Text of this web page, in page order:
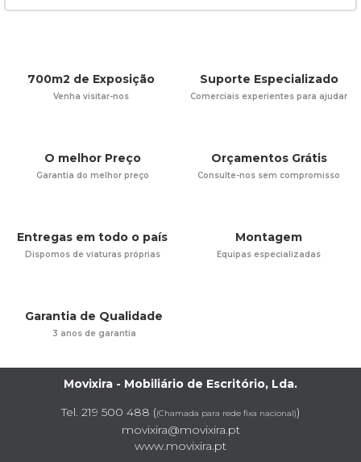
700m2 de Exposição
Venha visitar-nos
Suporte Especializado
Comerciais experientes para ajudar
O melhor Preço
Garantia do melhor preço
Orçamentos Grátis
Consulte-nos sem compromisso
Entregas em todo o país
Dispomos de viaturas próprias
Montagem
Equipas especializadas
Garantia de Qualidade
3 anos de garantia
Movixira - Mobiliário de Escritório, Lda.
Tel. 219 500 488 ((Chamada para rede fixa nacional))
movixira@movixira.pt
www.movixira.pt